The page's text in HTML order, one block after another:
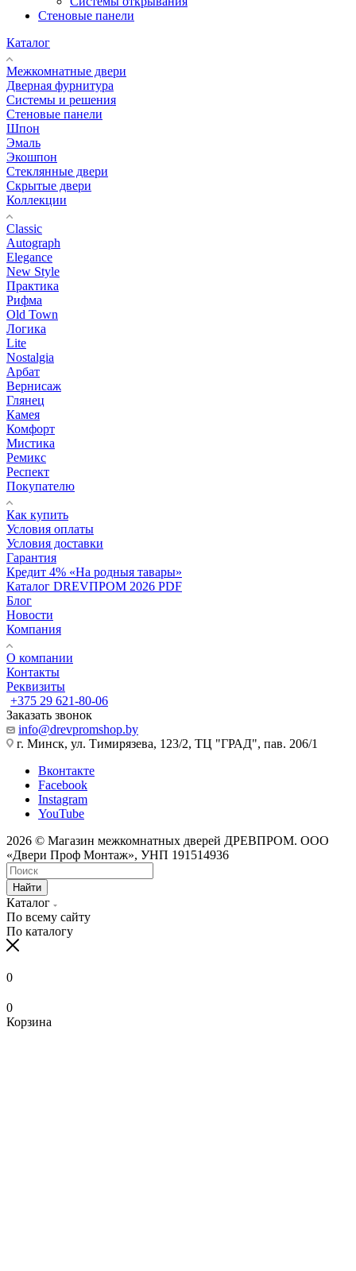
Стеновые панели
Каталог
Межкомнатные двери
Дверная фурнитура
Системы и решения
Стеновые панели
Шпон
Эмаль
Экошпон
Стеклянные двери
Скрытые двери
Коллекции
Classic
Autograph
Elegance
New Style
Практика
Рифма
Old Town
Логика
Lite
Nostalgia
Арбат
Вернисаж
Глянец
Камея
Комфорт
Мистика
Ремикс
Респект
Покупателю
Как купить
Условия оплаты
Условия доставки
Гарантия
Кредит 4% «На родныя тавары»
Каталог DREVПРОМ 2026 PDF
Блог
Новости
Компания
О компании
Контакты
Реквизиты
+375 29 621-80-06
Заказать звонок
info@drevpromshop.by
г. Минск, ул. Тимирязева, 123/2, ТЦ "ГРАД", пав. 206/1
Вконтакте
Facebook
Instagram
YouTube
2026 © Магазин межкомнатных дверей ДРЕВПРОМ. ООО
«Двери Проф Монтаж», УНП 191514936
Найти
Каталог
По всему сайту
По каталогу
0
0
Корзина